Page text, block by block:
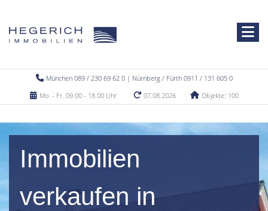
München 089 / 230 69 62 0 | Nürnberg / Fürth 0911 / 131 605 0
Mo. - Fr. 09.00 - 18.00 Uhr
07.08.2026 Objekte: 100
Immobilien
verkaufen in